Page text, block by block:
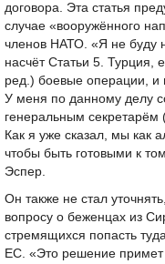
договора. Эта статья
случае «вооружённого
членов НАТО. «Я не буду
насчёт Статьи 5. Турция,
ред.) боевые операции, и
У меня по данному делу
генеральным
Как я уже сказал, мы как
чтобы быть готовыми к
Эспер.
Он также не стал
вопросу о беженцах из
стремящихся попасть
ЕС. «Это решение примет